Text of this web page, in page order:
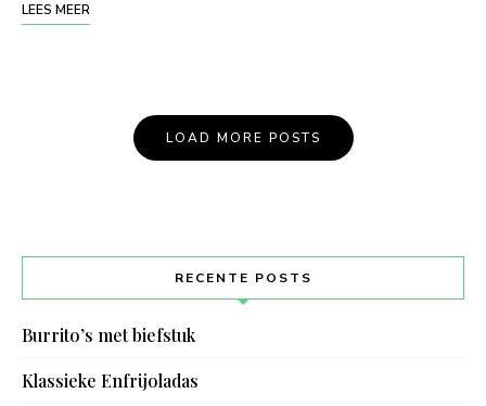
LEES MEER
Navigation
LOAD MORE POSTS
RECENTE POSTS
Burrito’s met biefstuk
Klassieke Enfrijoladas